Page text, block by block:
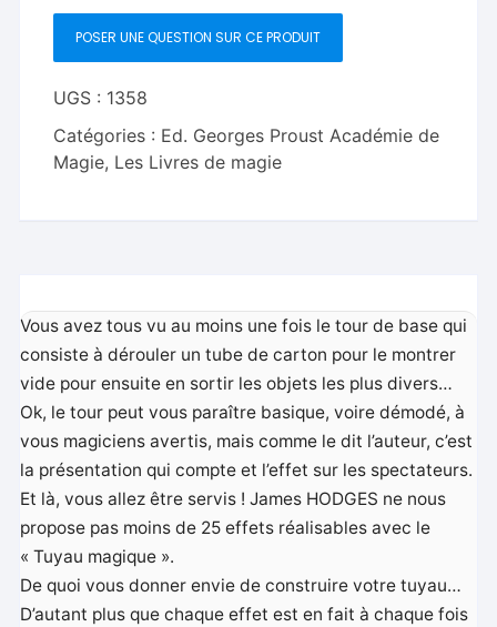
magique
POSER UNE QUESTION SUR CE PRODUIT
UGS : 1358
Catégories : Ed. Georges Proust Académie de
Magie, Les Livres de magie
Vous avez tous vu au moins une fois le tour de base qui
consiste à dérouler un tube de carton pour le montrer
vide pour ensuite en sortir les objets les plus divers…
Ok, le tour peut vous paraître basique, voire démodé, à
vous magiciens avertis, mais comme le dit l’auteur, c’est
la présentation qui compte et l’effet sur les spectateurs.
Et là, vous allez être servis ! James HODGES ne nous
propose pas moins de 25 effets réalisables avec le
« Tuyau magique ».
De quoi vous donner envie de construire votre tuyau…
D’autant plus que chaque effet est en fait à chaque fois